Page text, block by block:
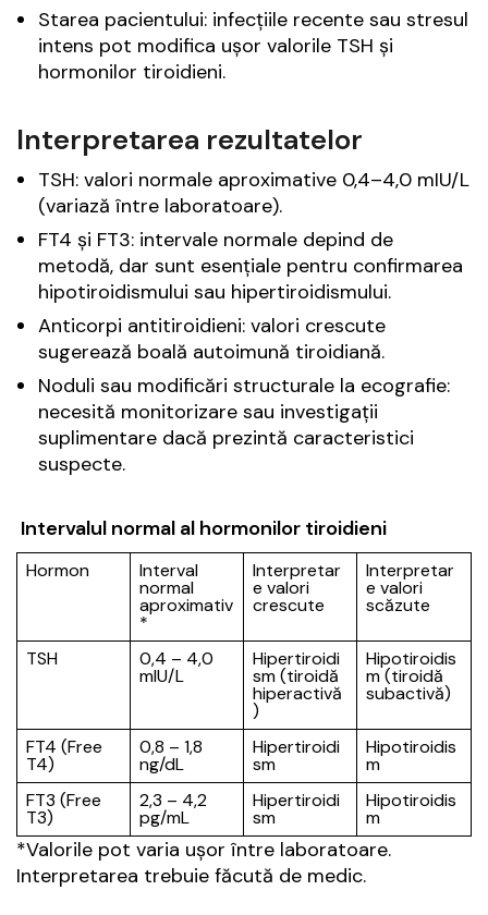
Starea pacientului: infecțiile recente sau stresul
intens pot modifica ușor valorile TSH și
hormonilor tiroidieni.
Interpretarea rezultatelor
TSH: valori normale aproximative 0,4–4,0 mIU/L
(variază între laboratoare).
FT4 și FT3: intervale normale depind de
metodă, dar sunt esențiale pentru confirmarea
hipotiroidismului sau hipertiroidismului.
Anticorpi antitiroidieni: valori crescute
sugerează boală autoimună tiroidiană.
Noduli sau modificări structurale la ecografie:
necesită monitorizare sau investigații
suplimentare dacă prezintă caracteristici
suspecte.
Intervalul normal al hormonilor tiroidieni
Hormon Interval
normal
aproximativ
*
Interpretar
e valori
crescute
Interpretar
e valori
scăzute
TSH 0,4 – 4,0
mIU/L
Hipertiroidi
sm (tiroidă
hiperactivă
)
Hipotiroidis
m (tiroidă
subactivă)
FT4 (Free
T4)
0,8 – 1,8
ng/dL
Hipertiroidi
sm
Hipotiroidis
m
FT3 (Free
T3)
2,3 – 4,2
pg/mL
Hipertiroidi
sm
Hipotiroidis
m
*Valorile pot varia ușor între laboratoare.
Interpretarea trebuie făcută de medic.